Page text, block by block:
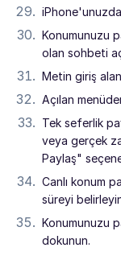
Konumunuzu
olan sohbeti
Metin giriş
Açılan
Tek seferlik
veya gerçek
Paylaş"
Canlı konum
süreyi
Konumunuzu
dokunun.